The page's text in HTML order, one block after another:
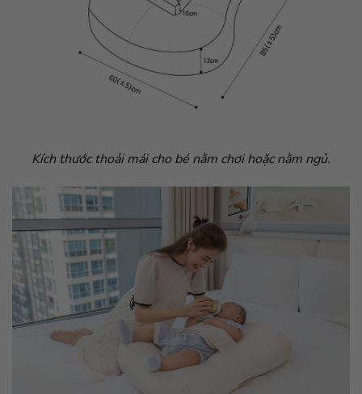
Kích thước thoải mái cho bé nằm chơi hoặc nằm ngủ.